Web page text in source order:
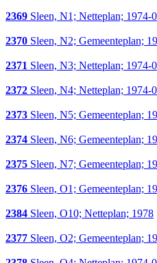
2369 Sleen, N1; Netteplan; 1974-
2370 Sleen, N2; Gemeenteplan;
2371 Sleen, N3; Netteplan; 1974-
2372 Sleen, N4; Netteplan; 1974-
2373 Sleen, N5; Gemeenteplan;
2374 Sleen, N6; Gemeenteplan;
2375 Sleen, N7; Gemeenteplan;
2376 Sleen, O1; Gemeenteplan;
2384 Sleen, O10; Netteplan; 1978
2377 Sleen, O2; Gemeenteplan;